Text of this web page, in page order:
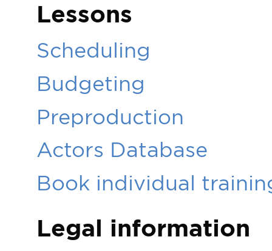
Lessons
Scheduling
Budgeting
Preproduction
Actors Database
Book individual
Legal information